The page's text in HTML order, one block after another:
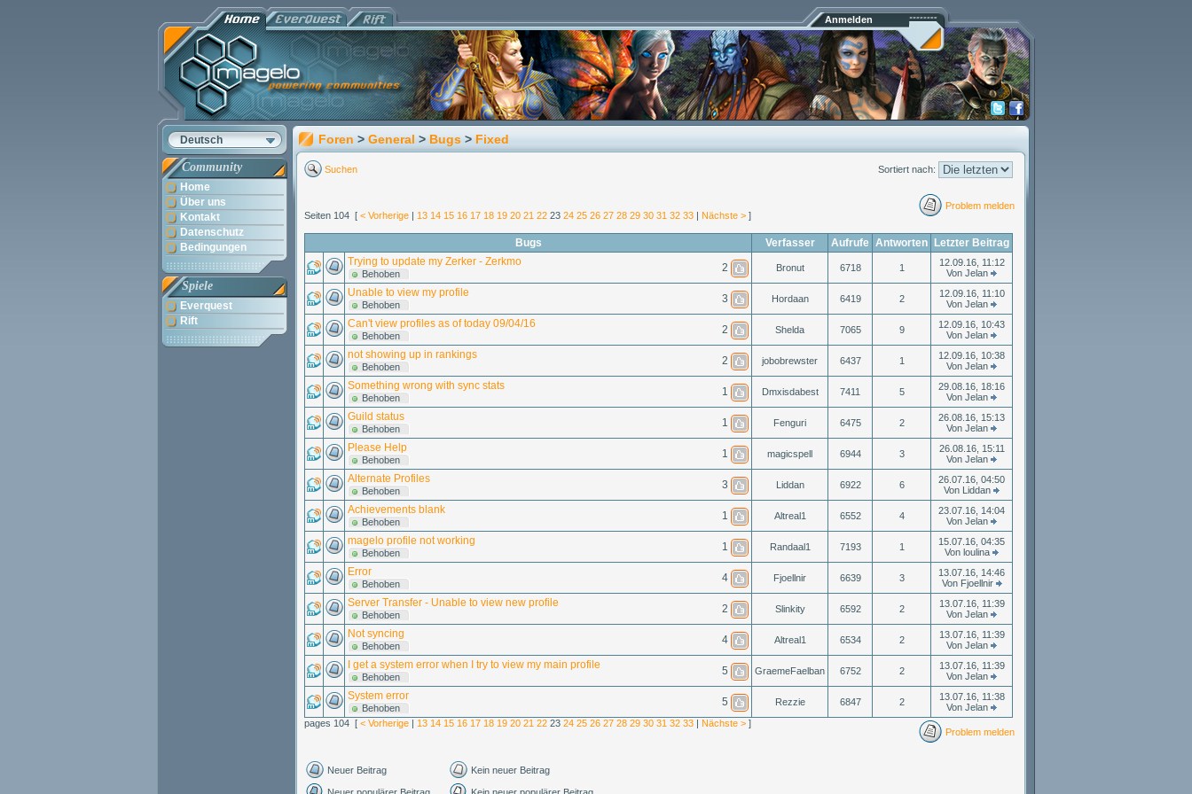
Anmelden
Deutsch
Community
Home
Über uns
Kontakt
Datenschutz
Bedingungen
Spiele
Everquest
Rift
Foren > General > Bugs > Fixed
Suchen Sortiert nach:
Seiten 104 [ < Vorherige | 13 14 15 16 17 18 19 20 21 22 23 24 25 26 27 28 29 30 31 32 33 | Nächste > ]
Problem melden
Bugs Verfasser Aufrufe Antworten
Letzter Beitrag
Trying to update my Zerker - Zerkmo
2
Behoben
Bronut 6718 1
12.09.16, 11:12
Von Jelan
Unable to view my profile 3
Behoben
Hordaan 6419 2
12.09.16, 11:10
Von Jelan
Can't view profiles as of today 09/04/16 2
Behoben
Shelda 7065 9
12.09.16, 10:43
Von Jelan
not showing up in rankings 2
Behoben
jobobrewster 6437 1
12.09.16, 10:38
Von Jelan
Something wrong with sync stats 1
Behoben
Dmxisdabest 7411 5
29.08.16, 18:16
Von Jelan
Guild status 1
Behoben
Fenguri 6475 2
26.08.16, 15:13
Von Jelan
Please Help 1
Behoben
magicspell 6944 3
26.08.16, 15:11
Von Jelan
Alternate Profiles 3
Behoben
Liddan 6922 6
26.07.16, 04:50
Von Liddan
Achievements blank 1
Behoben
Altreal1 6552 4
23.07.16, 14:04
Von Jelan
magelo profile not working 1
Behoben
Randaal1 7193 1
15.07.16, 04:35
Von loulina
Error 4
Behoben
Fjoellnir 6639 3
13.07.16, 14:46
Von Fjoellnir
Server Transfer - Unable to view new profile 2
Behoben
Slinkity 6592 2
13.07.16, 11:39
Von Jelan
Not syncing 4
Behoben
Altreal1 6534 2
13.07.16, 11:39
Von Jelan
I get a system error when I try to view my main profile 5
Behoben
GraemeFaelban 6752 2
13.07.16, 11:39
Von Jelan
System error 5
Behoben
Rezzie 6847 2
13.07.16, 11:38
Von Jelan
pages 104 [ < Vorherige | 13 14 15 16 17 18 19 20 21 22 23 24 25 26 27 28 29 30 31 32 33 | Nächste > ]
Problem melden
Neuer Beitrag Kein neuer Beitrag